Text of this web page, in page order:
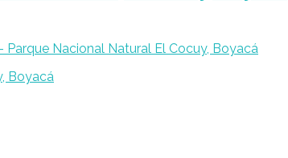
Parque Nacional Natural El Cocuy, Boyacá